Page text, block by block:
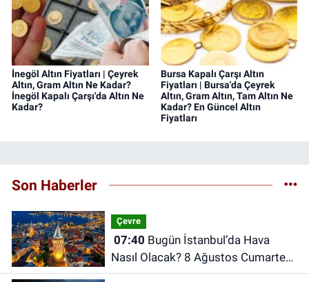
İnegöl Altın Fiyatları | Çeyrek
Altın, Gram Altın Ne Kadar?
İnegöl Kapalı Çarşı'da Altın Ne
Kadar?
Bursa Kapalı Çarşı Altın
Fiyatları | Bursa'da Çeyrek
Altın, Gram Altın, Tam Altın Ne
Kadar? En Güncel Altın
Fiyatları
Son Haberler
Çevre
07:40
Nasıl Olacak? 8 Ağustos Cumartesi
İstanbul Hava Durumu